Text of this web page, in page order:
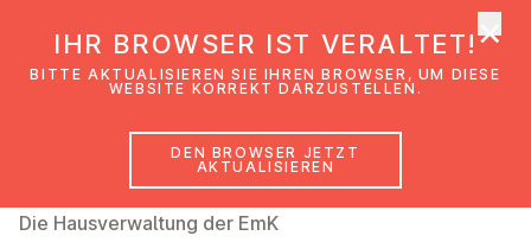
Eigentumsverwaltung
Die Hausverwaltung der EmK
IHR BROWSER IST VERALTET!
BITTE AKTUALISIEREN SIE IHREN BROWSER, UM DIESE
WEBSITE KORREKT DARZUSTELLEN.
DEN BROWSER JETZT
AKTUALISIEREN
×